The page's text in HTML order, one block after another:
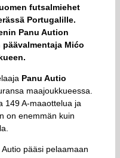
futsalmiehet
Portugalille.
Panu Aution
Mićo
Panu Autio
maajoukkueessa.
149 A-maaottelua ja
on enemmän kuin
pääsi pelaamaan